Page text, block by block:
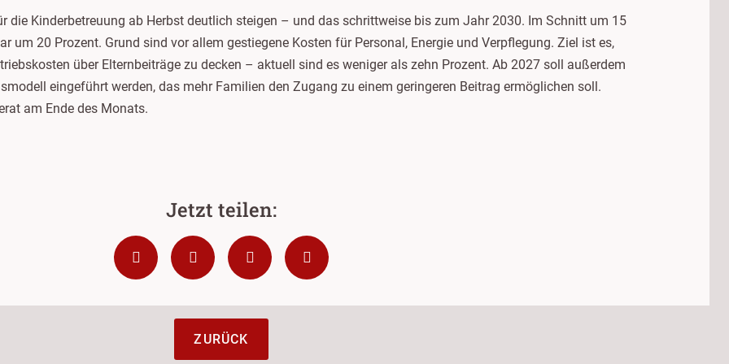
die Kinderbetreuung ab Herbst deutlich steigen – und das schrittweise bis zum Jahr 2030. Im Schnitt um 15
um 20 Prozent. Grund sind vor allem gestiegene Kosten für Personal, Energie und Verpflegung. Ziel ist es,
über Elternbeiträge zu decken – aktuell sind es weniger als zehn Prozent. Ab 2027 soll außerdem
eingeführt werden, das mehr Familien den Zugang zu einem geringeren Beitrag ermöglichen soll.
am Ende des Monats.
ZURÜCK